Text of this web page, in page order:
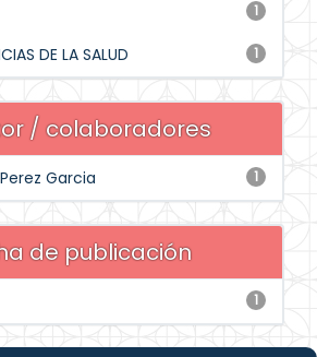
1
1
DE LA SALUD
/ colaboradores
1
Garcia
de publicación
1